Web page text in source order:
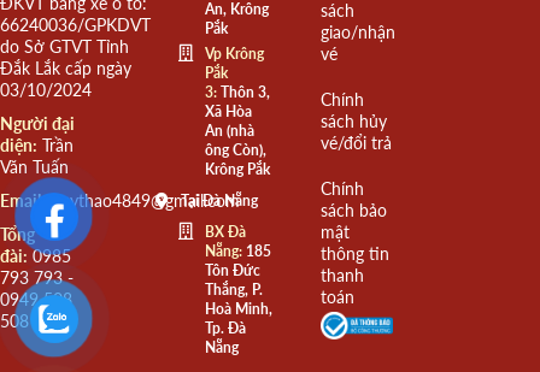
66240036/GPKDVT
do Sở GTVT Tỉnh
Đắk Lắk cấp ngày
03/10/2024
Người đại
diện: Trần
Văn Tuấn
Email: quythao4849@gmail.com
Tổng
đài: 0985
793 793 -
0949 508
508
An, Krông
Pắk
Vp Krông
Pắk
3:Thôn 3,
Xã Hòa
An (nhà
ông Còn),
Krông Pắk
Tại Đà Nẵng
BX Đà
Nẵng:185
Tôn Đức
Thắng, P.
Hoà Minh,
Tp. Đà
Nẵng
sách
giao/nhận
vé
Chính
sách hủy
vé/đổi trả
Chính
sách bảo
mật
thông tin
thanh
toán